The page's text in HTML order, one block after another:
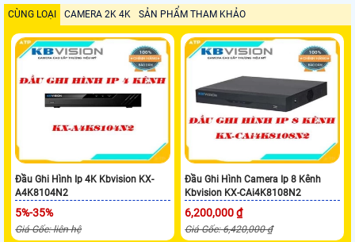
CÙNG LOẠI CAMERA 2K 4K SẢN PHẨM THAM KHẢO
Đầu Ghi Hình Ip 4K Kbvision KX-
A4K8104N2
5%-35%
Giá Gốc: liên hệ
Đầu Ghi Hình Camera Ip 8 Kênh
Kbvision KX-CAi4K8108N2
6,200,000 ₫
Giá Gốc: 6,420,000 ₫